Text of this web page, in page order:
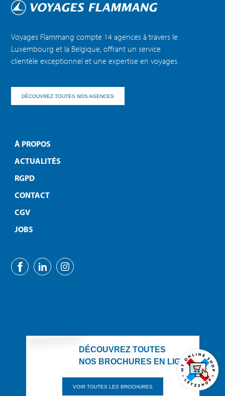
Voyages Flammang compte 14 agences à travers le
Luxembourg et la Belgique, offrant un service
clientèle exceptionnel et une expertise en voyages.
DÉCOUVREZ TOUTES NOS AGENCES
À PROPOS
ACTUALITÉS
RGPD
CONTACT
CGV
JOBS
DÉCOUVREZ TOUTES
NOS BROCHURES EN LIGNE
VOIR TOUTES LES BROCHURES